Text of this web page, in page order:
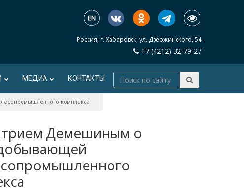
Россия, г. Хабаровск, ул. Дзержинского, 54
+7 (4212) 32-79-27
МЕДИА КОНТАКТЫ
комплекса
Демешиным о